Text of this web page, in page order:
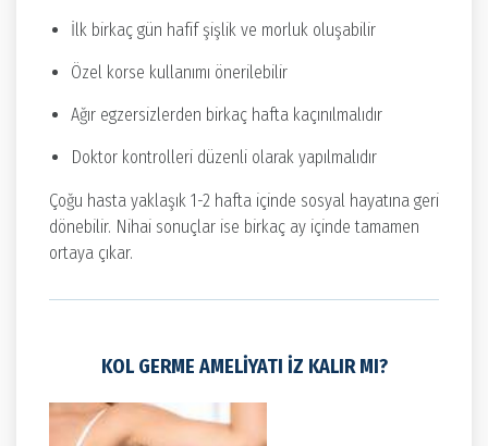
İlk birkaç gün hafif şişlik ve morluk oluşabilir
Özel korse kullanımı önerilebilir
Ağır egzersizlerden birkaç hafta kaçınılmalıdır
Doktor kontrolleri düzenli olarak yapılmalıdır
Çoğu hasta yaklaşık 1-2 hafta içinde sosyal hayatına geri
dönebilir. Nihai sonuçlar ise birkaç ay içinde tamamen
ortaya çıkar.
KOL GERME AMELIYATI İZ KALIR MI?